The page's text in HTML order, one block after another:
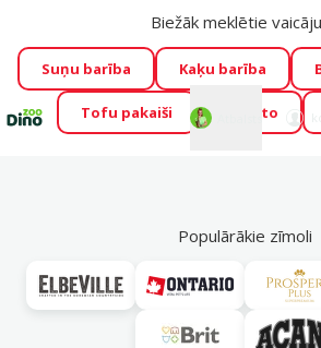
Visu mēnesi Dino Zoo piedāvā lieliskas
barībām! 🍖→Skatīt
Fotokonkurss “GADA ŪSAIŅI”!
Varbūt
būs 2027. gada zvaigzne
→
Biežāk meklētie
Suņu barība Kaķu barība
Tofu pakaiši Foresto
Populārākie zīmoli